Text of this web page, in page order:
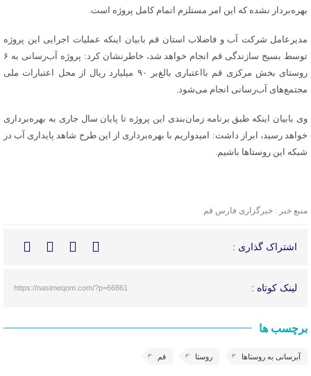
بهره‌بردار نشده‌ که این امر مستلزم اتمام کامل پروژه است.
مدیرعامل شرکت آب و فاضلاب استان قم بابیان اینکه عملیات اجرایی این پروژه
توسط بسیج سازندگی قم انجام خواهد شد، خاطرنشان کرد: پروژه آب‌رسانی به ۶
روستای بخش مرکزی قم بااعتباری بالغ‌بر ۹۰ میلیارد ریال از محل اعتبارات ملی
مجتمع‌های آب‌رسانی انجام می‌شود.
وی بابیان اینکه طبق برنامه زمان‌بندی این پروژه تا پایان سال جاری به بهره‌برداری
خواهد رسید، ابراز داشت: امیدواریم با بهره‌برداری از این طرح شاهد پایداری آب در
شبکه این روستاها باشیم.
منبع خبر : خبرگزاری فارس قم
اشتراک گذاری :
لینک کوتاه : https://nasimeqom.com/?p=66861
برچسب ها
آبرسانی به روستاها روستا قم